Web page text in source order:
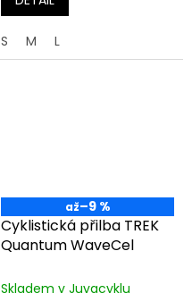
S M L
až–9 %
Cyklistická přilba TREK
Quantum WaveCel
Skladem v Juvacyklu